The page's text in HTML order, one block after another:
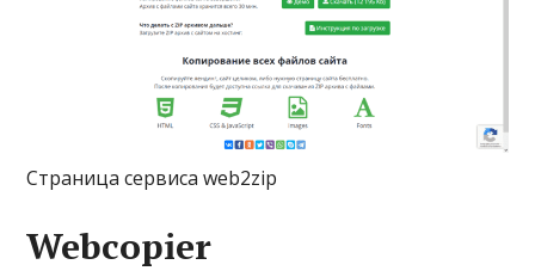
Страница сервиса web2zip
Webcopier